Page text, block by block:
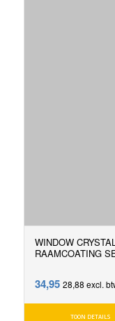
WINDOW
RAAMCOATING
34,95 28,88 excl.
TOON DETAILS